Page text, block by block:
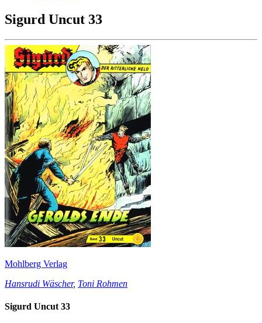
Sigurd Uncut 33
Mohlberg Verlag
Hansrudi Wäscher, Toni Rohmen
Sigurd Uncut 33